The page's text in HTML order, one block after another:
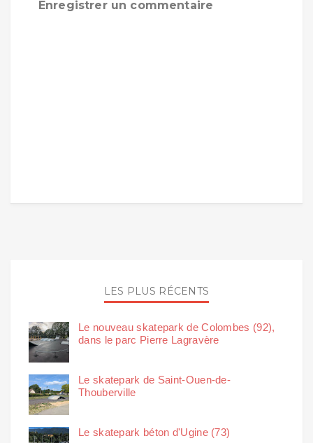
Enregistrer un commentaire
LES PLUS RÉCENTS
Le nouveau skatepark de Colombes (92),
dans le parc Pierre Lagravère
Le skatepark de Saint-Ouen-de-
Thouberville
Le skatepark béton d'Ugine (73)